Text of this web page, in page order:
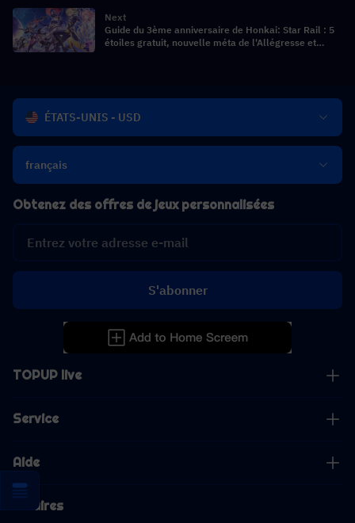
Next
Guide du 3ème anniversaire de Honkai: Star Rail : 5
étoiles gratuit, nouvelle méta de l'Allégresse et
ÉTATS-UNIS - USD
français
TOPUP live
Service
Aide
Affaires
Obtenez des offres de jeux personnalisées
S'abonner